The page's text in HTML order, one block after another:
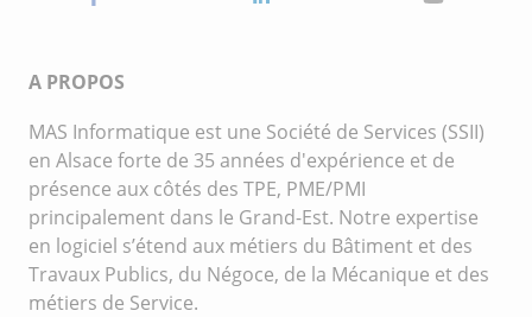
A PROPOS
MAS Informatique est une Société de Services (SSII)
en Alsace forte de 35 années d'expérience et de
présence aux côtés des TPE, PME/PMI
principalement dans le Grand-Est. Notre expertise
en logiciel s’étend aux métiers du Bâtiment et des
Travaux Publics, du Négoce, de la Mécanique et des
métiers de Service.